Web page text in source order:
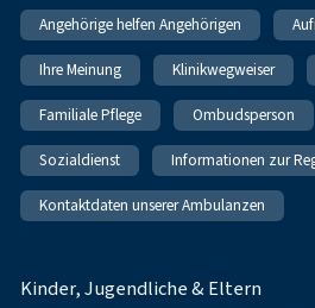
Angehörige helfen Angehörigen
Ihre Meinung Klinikwegweiser
Familiale Pflege Ombudsperson
Sozialdienst Informationen zur
Kontaktdaten unserer Ambulanzen
Kinder, Jugendliche & Eltern